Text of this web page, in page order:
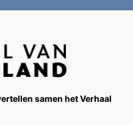
samen het Verhaal